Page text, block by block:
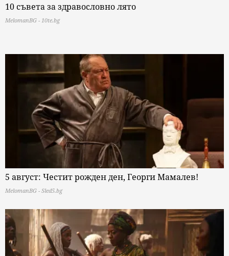
10 съвета за здравословно лято
MelomanBG - 10te.bg
5 август: Честит рожден ден, Георги Мамалев!
MelomanBG - Sled5.bg